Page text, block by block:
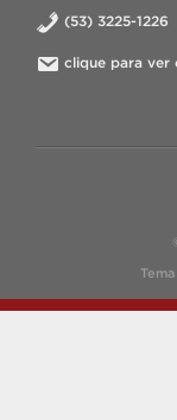
(53) 3225-1226
clique para ver